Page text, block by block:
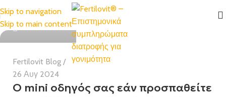
Skip to navigation
Skip to main content
Health Team
Fertilovit Blog
26 Αυγ 2024
Ο mini οδηγός σας εάν προσπαθείτε